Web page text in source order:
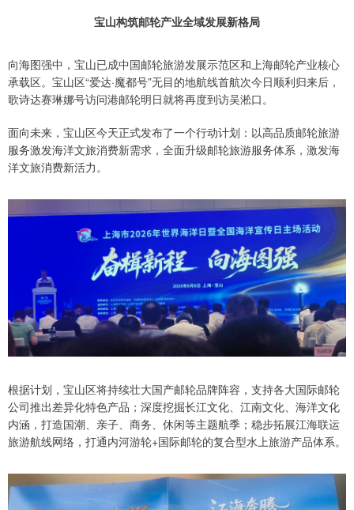
宝山构筑邮轮产业全域发展新格局
向海图强中，宝山已成中国邮轮旅游发展示范区和上海邮轮产业核心
承载区。宝山区“爱达·魔都号”无目的地航线首航次今日顺利归来后，
歌诗达赛琳娜号访问港邮轮明日就将再度到访吴淞口。
面向未来，宝山区今天正式发布了一个行动计划：以高品质邮轮旅游
服务激发海洋文旅消费新需求，全面升级邮轮旅游服务体系，激发海
洋文旅消费新活力。
根据计划，宝山区将持续壮大国产邮轮品牌阵容，支持各大国际邮轮
公司推出差异化特色产品；深度挖掘长江文化、江南文化、海洋文化
内涵，打造国潮、亲子、商务、休闲等主题航季；稳步拓展江海联运
旅游航线网络，打通内河游轮+国际邮轮的复合型水上旅游产品体系。